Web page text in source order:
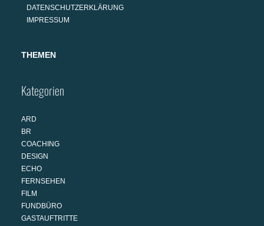
DATENSCHUTZERKLÄRUNG
IMPRESSUM
THEMEN
Kategorien
ARD
BR
COACHING
DESIGN
ECHO
FERNSEHEN
FILM
FUNDBÜRO
GASTAUFTRITTE